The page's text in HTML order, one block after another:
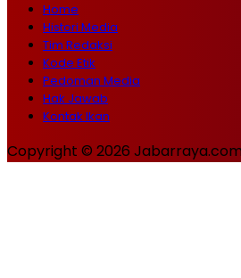
Home
Histori Media
Tim Redaksi
Kode Etik
Pedoman Media
Hak Jawab
Kontak Ikan
Copyright © 2026